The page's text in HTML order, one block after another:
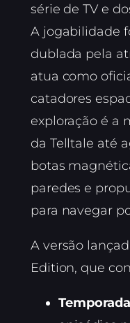
série de TV e
A jogabilidade
dublada pela
atua como
catadores
exploração é a
da Telltale até
botas
paredes e
para navegar
A versão
Edition, que